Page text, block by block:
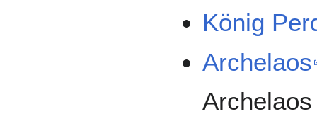
König
Archelaos